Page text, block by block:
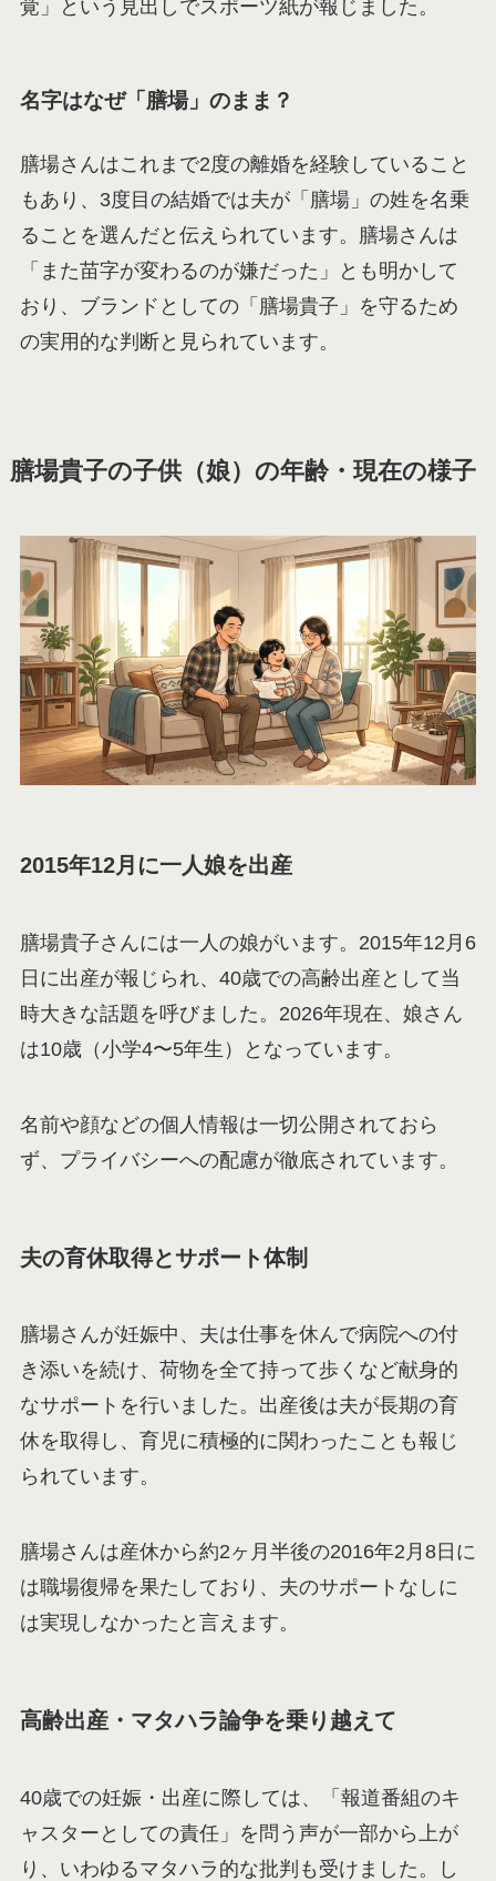
覚」という見出しでスポーツ紙が報じました。
名字はなぜ「膳場」のまま？
膳場さんはこれまで2度の離婚を経験していること
もあり、3度目の結婚では夫が「膳場」の姓を名乗
ることを選んだと伝えられています。膳場さんは
「また苗字が変わるのが嫌だった」とも明かして
おり、ブランドとしての「膳場貴子」を守るため
の実用的な判断と見られています。
膳場貴子の子供（娘）の年齢・現在の様子
2015年12月に一人娘を出産
膳場貴子さんには一人の娘がいます。2015年12月6
日に出産が報じられ、40歳での高齢出産として当
時大きな話題を呼びました。2026年現在、娘さん
は10歳（小学4〜5年生）となっています。
名前や顔などの個人情報は一切公開されておら
ず、プライバシーへの配慮が徹底されています。
夫の育休取得とサポート体制
膳場さんが妊娠中、夫は仕事を休んで病院への付
き添いを続け、荷物を全て持って歩くなど献身的
なサポートを行いました。出産後は夫が長期の育
休を取得し、育児に積極的に関わったことも報じ
られています。
膳場さんは産休から約2ヶ月半後の2016年2月8日に
は職場復帰を果たしており、夫のサポートなしに
は実現しなかったと言えます。
高齢出産・マタハラ論争を乗り越えて
40歳での妊娠・出産に際しては、「報道番組のキ
ャスターとしての責任」を問う声が一部から上が
り、いわゆるマタハラ的な批判も受けました。し